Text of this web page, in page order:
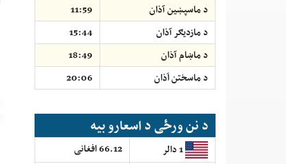
د ماسپښين آذان
11:59
د مازديګر آذان
15:44
د ماښام آذان
18:49
د ماسختن اَذان
20:06
د نن ورځی د اسعارو بیه
66.12 افغانی